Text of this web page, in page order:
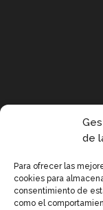
de
Para ofrecer las
cookies para
consentimiento de
como el